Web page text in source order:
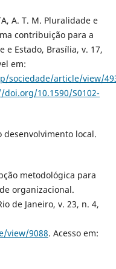
A. T. M. Pluralidade e
contribuição para a
e Estado, Brasília, v. 17,
em:
sociedade/article/view/
doi.org/10.1590/S0102-
desenvolvimento local.
metodológica para
organizacional.
de Janeiro, v. 23, n. 4,
view/9088. Acesso em: